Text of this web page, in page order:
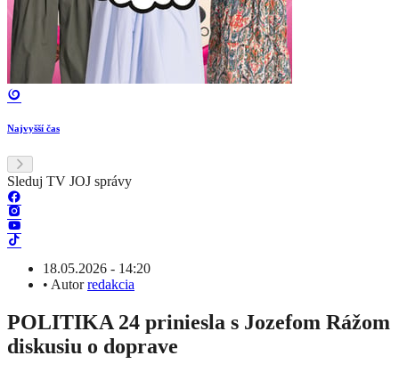
Najvyšší čas
Sleduj TV JOJ správy
18.05.2026 - 14:20
• Autorredakcia
POLITIKA 24 priniesla s Jozefom Rážom
diskusiu o doprave